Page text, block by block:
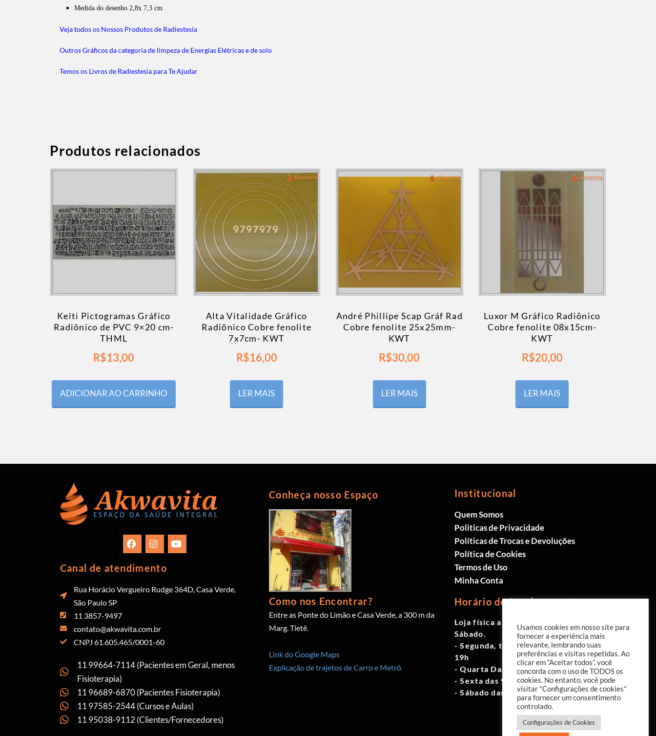
Medida do desenho 2,8x 7,3 cm
Veja todos os Nossos Produtos de Radiestesia
Outros Gráficos da categoria de limpeza de Energias Elétricas e de solo
Temos os Livros de Radiestesia para Te Ajudar
Produtos relacionados
Keiti Pictogramas Gráfico
Radiônico de PVC 9×20 cm-
THML
R$13,00
ADICIONAR AO CARRINHO
Alta Vitalidade Gráfico
Radiônico Cobre fenolite
7x7cm- KWT
R$16,00
LER MAIS
André Phillipe Scap Gráf Rad
Cobre fenolite 25x25mm-
KWT
R$30,00
LER MAIS
Luxor M Gráfico Radiônico
Cobre fenolite 08x15cm-
KWT
R$20,00
LER MAIS
Canal de atendimento
Rua Horácio Vergueiro Rudge 364D, Casa Verde,
São Paulo SP
11 3857-9497
contato@akwavita.com.br
CNPJ 61.605.465/0001-60
11 99664-7114 (Pacientes em Geral, menos
Fisioterapia)
11 96689-6870 (Pacientes Fisioterapia)
11 97585-2544 (Cursos e Aulas)
11 95038-9112 (Clientes/Fornecedores)
Conheça nosso Espaço
Como nos Encontrar?
Entre as Ponte do Limão e Casa Verde, a 300 m da
Marg. Tietê.
Link do Google Maps
Explicação de trajetos de Carro e Metrô
Institucional
Quem Somos
Politicas de Privacidade
Políticas de Trocas e Devoluções
Política de Cookies
Termos de Uso
Minha Conta
Horário de funcionamento
Loja física aberta de Segunda à
Sábado.
- Segunda, terça e quinta das 9h às
19h
- Quarta Das 10h às 18h
- Sexta das 9h às 18h
- Sábado das 10h às 17h
Usamos cookies em nosso site para
fornecer a experiência mais
relevante, lembrando suas
preferências e visitas repetidas. Ao
clicar em “Aceitar todos”, você
concorda com o uso de TODOS os
cookies. No entanto, você pode
visitar "Configurações de cookies"
para fornecer um consentimento
controlado.
Configurações de Cookies